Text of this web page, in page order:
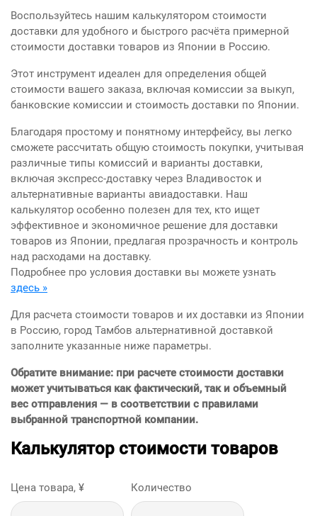
Воспользуйтесь нашим калькулятором стоимости
доставки для удобного и быстрого расчёта примерной
стоимости доставки товаров из Японии в Россию.
Этот инструмент идеален для определения общей
стоимости вашего заказа, включая комиссии за выкуп,
банковские комиссии и стоимость доставки по Японии.
Благодаря простому и понятному интерфейсу, вы легко
сможете рассчитать общую стоимость покупки, учитывая
различные типы комиссий и варианты доставки,
включая экспресс-доставку через Владивосток и
альтернативные варианты авиадоставки. Наш
калькулятор особенно полезен для тех, кто ищет
эффективное и экономичное решение для доставки
товаров из Японии, предлагая прозрачность и контроль
над расходами на доставку.
Подробнее про условия доставки вы можете узнать
здесь »
Для расчета стоимости товаров и их доставки из Японии
в Россию, город Тамбов альтернативной доставкой
заполните указанные ниже параметры.
Обратите внимание: при расчете стоимости доставки
может учитываться как фактический, так и объемный
вес отправления — в соответствии с правилами
выбранной транспортной компании.
Калькулятор стоимости товаров
Цена товара, ¥ Количество